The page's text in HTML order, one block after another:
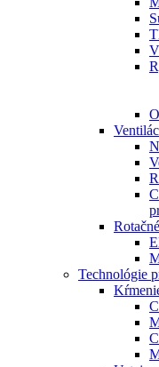
Technológie